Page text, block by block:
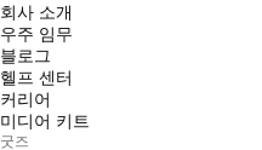
회사 소개
우주 임무
블로그
헬프 센터
커리어
미디어 키트
굿즈